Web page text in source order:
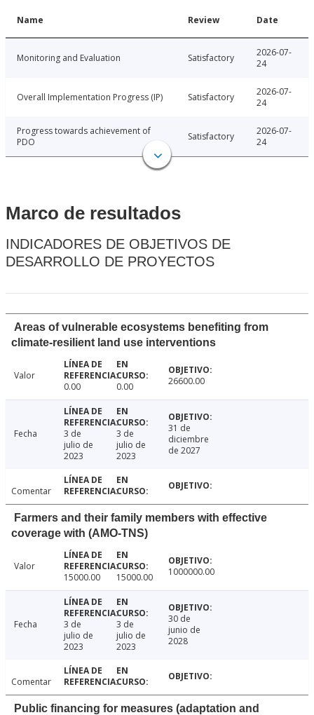
Name Review Date
Monitoring and Evaluation Satisfactory
2026-07-
24
Overall Implementation Progress (IP) Satisfactory
2026-07-
24
Progress towards achievement of
PDO
Satisfactory
2026-07-
24
Marco de resultados
INDICADORES DE OBJETIVOS DE
DESARROLLO DE PROYECTOS
Areas of vulnerable ecosystems benefiting from
climate-resilient land use interventions
Valor
0.00
0.00 26600.00
Fecha
3 de
julio de
2023
3 de
julio de
2023
31 de
diciembre
de 2027
Comentar
Farmers and their family members with effective
coverage with (AMO-TNS)
Valor
15000.00
15000.00 1000000.00
Fecha
3 de
julio de
2023
3 de
julio de
2023
30 de
junio de
2028
Comentar
Public financing for measures (adaptation and